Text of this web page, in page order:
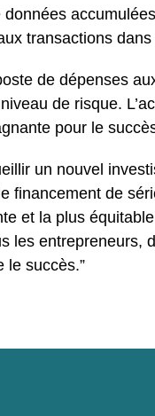
données
transactions dans
de dépenses
de risque.
pour le
un nouvel
financement de
et la plus
les entrepreneurs,
le succès.”